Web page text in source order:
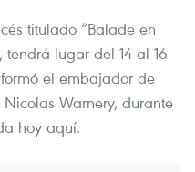
titulado “Balade en
lugar del 14 al 16
el embajador de
Warnery, durante
hoy aquí.